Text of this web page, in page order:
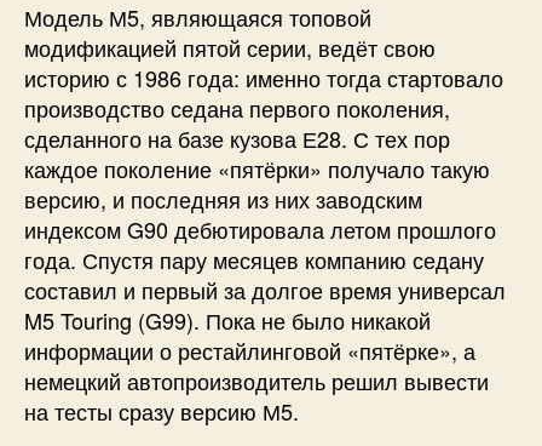
Модель М5, являющаяся топовой
модификацией пятой серии, ведёт свою
историю с 1986 года: именно тогда стартовало
производство седана первого поколения,
сделанного на базе кузова Е28. С тех пор
каждое поколение «пятёрки» получало такую
версию, и последняя из них заводским
индексом G90 дебютировала летом прошлого
года. Спустя пару месяцев компанию седану
составил и первый за долгое время универсал
M5 Touring (G99). Пока не было никакой
информации о рестайлинговой «пятёрке», а
немецкий автопроизводитель решил вывести
на тесты сразу версию М5.